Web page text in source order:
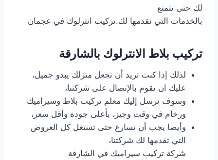
لك حتى تتمتع
بالخدمات التي نقدمها لك.تركيب انترلوك في عجمان
تركيب بلاط الانترلوك بالشارقة
لذلك إذا كنت تريد أن تجعل منزلك يبدو جميل،
عليك ان تقوم بالإتصال على شركتنا،
وسوف نرسل إليك معلم تركيب بلاط وسيراميك
ورخام في وقت وجيز، بأعلى جودة وأقل سعر،
وأيضا يجب أن تسارع حتى تستغل كل العروض
التي تقدمها لك شركتنا،
شركة تركيب سيراميك في الشارقة